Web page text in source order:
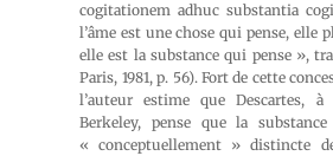
cogitationem adhuc substantia
l’âme est une chose qui pense, elle
elle est la substance qui pense »,
Paris, 1981, p. 56). Fort de cette
l’auteur estime que Descartes,
Berkeley, pense que la
« conceptuellement » distincte